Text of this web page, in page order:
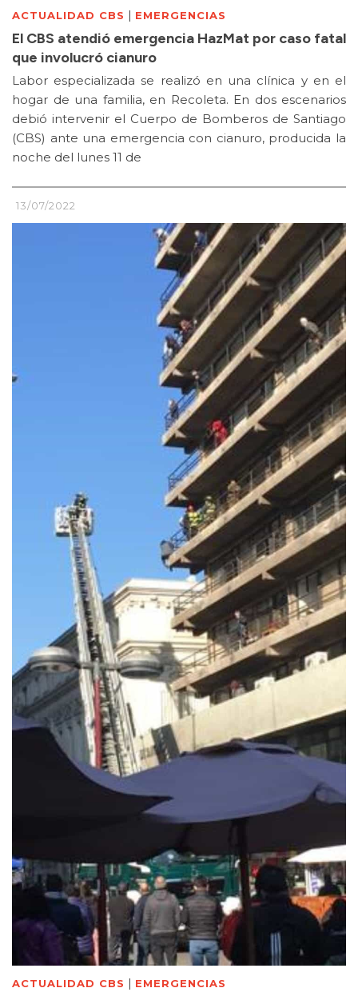
ACTUALIDAD CBS | EMERGENCIAS
El CBS atendió emergencia HazMat por caso fatal
que involucró cianuro
Labor especializada se realizó en una clínica y en el
hogar de una familia, en Recoleta. En dos escenarios
debió intervenir el Cuerpo de Bomberos de Santiago
(CBS) ante una emergencia con cianuro, producida la
noche del lunes 11 de
13/07/2022
ACTUALIDAD CBS | EMERGENCIAS